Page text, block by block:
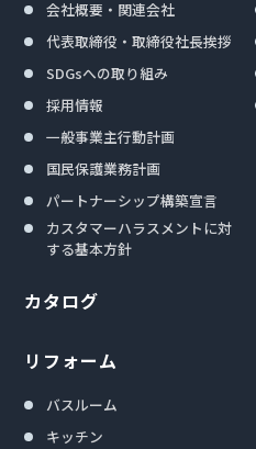
会社概要・関連会社
代表取締役・取締役社長挨拶
SDGsへの取り組み
採用情報
一般事業主行動計画
国民保護業務計画
パートナーシップ構築宣言
カスタマーハラスメントに対
する基本方針
カタログ
リフォーム
バスルーム
キッチン